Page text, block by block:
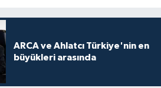
ARCA ve Ahlatcı Türkiye'nin en
büyükleri arasında